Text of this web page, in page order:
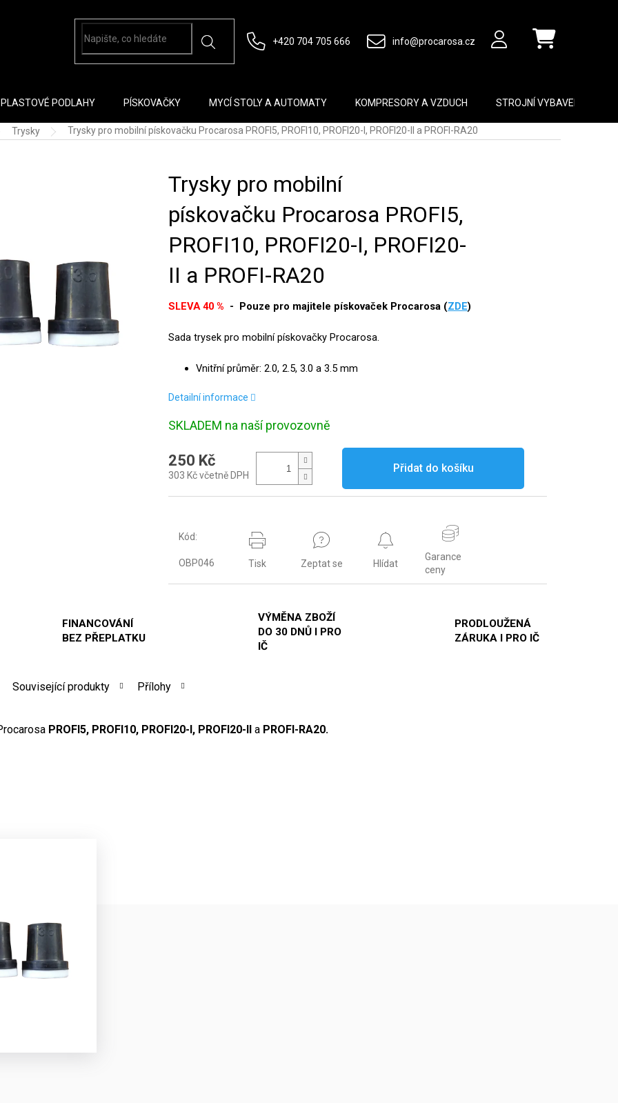
+420 704 705 666 info@procarosa.cz Nákupní košík
PLASTOVÉ PODLAHY PÍSKOVAČKY MYCÍ STOLY A AUTOMATY KOMPRESORY A VZDUCH STROJNÍ VYBAVENÍ
Trysky Trysky pro mobilní pískovačku Procarosa PROFI5, PROFI10, PROFI20-I, PROFI20-II a PROFI-RA20
Trysky pro mobilní
pískovačku Procarosa PROFI5,
PROFI10, PROFI20-I, PROFI20-
II a PROFI-RA20
SLEVA 40 % - Pouze pro majitele pískovaček Procarosa (ZDE)
Sada trysek pro mobilní pískovačky Procarosa.
Vnitřní průměr: 2.0, 2.5, 3.0 a 3.5 mm
Detailní informace
SKLADEM na naší provozovně
250 Kč
303 Kč včetně DPH
Přidat do košíku
Kód:
OBP046 Tisk Zeptat se Hlídat
Garance
ceny
FINANCOVÁNÍ
BEZ PŘEPLATKU
VÝMĚNA ZBOŽÍ
DO 30 DNŮ I PRO
IČ
PRODLOUŽENÁ
ZÁRUKA I PRO IČ
Související produkty Přílohy
PROFI5, PROFI10, PROFI20-I, PROFI20-II a PROFI-RA20.